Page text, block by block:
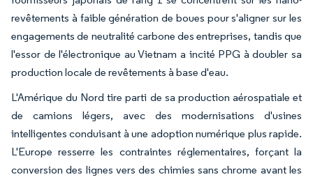
revêtements à faible génération de boues pour s'aligner sur les
engagements de neutralité carbone des entreprises, tandis que
l'essor de l'électronique au Vietnam a incité PPG à doubler sa
production locale de revêtements à base d'eau.
L'Amérique du Nord tire parti de sa production aérospatiale et
de camions légers, avec des modernisations d'usines
intelligentes conduisant à une adoption numérique plus rapide.
L'Europe resserre les contraintes réglementaires, forçant la
conversion des lignes vers des chimies sans chrome avant les